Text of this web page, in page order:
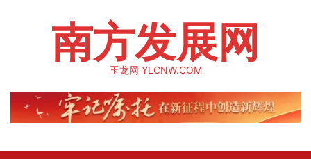
南方发展网
玉龙网 YLCNW.COM